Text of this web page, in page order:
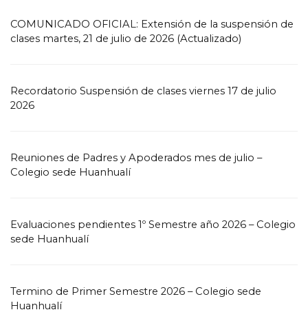
COMUNICADO OFICIAL: Extensión de la suspensión de
clases martes, 21 de julio de 2026 (Actualizado)
Recordatorio Suspensión de clases viernes 17 de julio
2026
Reuniones de Padres y Apoderados mes de julio –
Colegio sede Huanhualí
Evaluaciones pendientes 1º Semestre año 2026 – Colegio
sede Huanhualí
Termino de Primer Semestre 2026 – Colegio sede
Huanhualí